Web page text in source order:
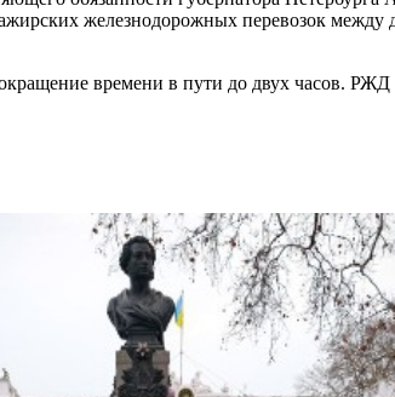
железнодорожных перевозок
времени в пути до двух часов. РЖД